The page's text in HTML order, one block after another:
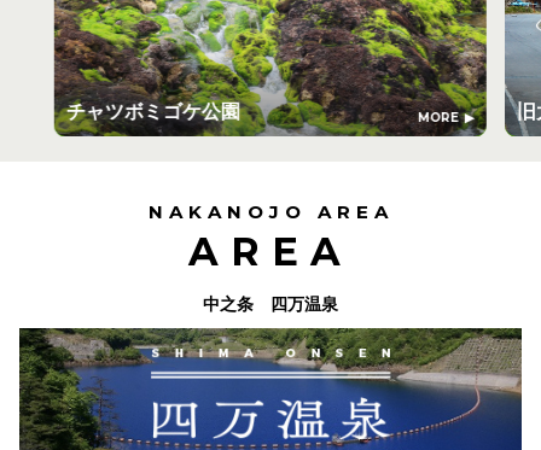
チャツボミゴケ公園 MORE 旧
NAKANOJO AREA
AREA
中之条 四万温泉